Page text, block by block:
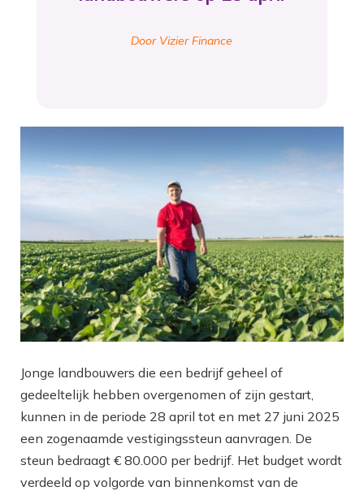
Door Vizier Finance
Jonge landbouwers die een bedrijf geheel of
gedeeltelijk hebben overgenomen of zijn gestart,
kunnen in de periode 28 april tot en met 27 juni 2025
een zogenaamde vestigingssteun aanvragen. De
steun bedraagt € 80.000 per bedrijf. Het budget wordt
verdeeld op volgorde van binnenkomst van de